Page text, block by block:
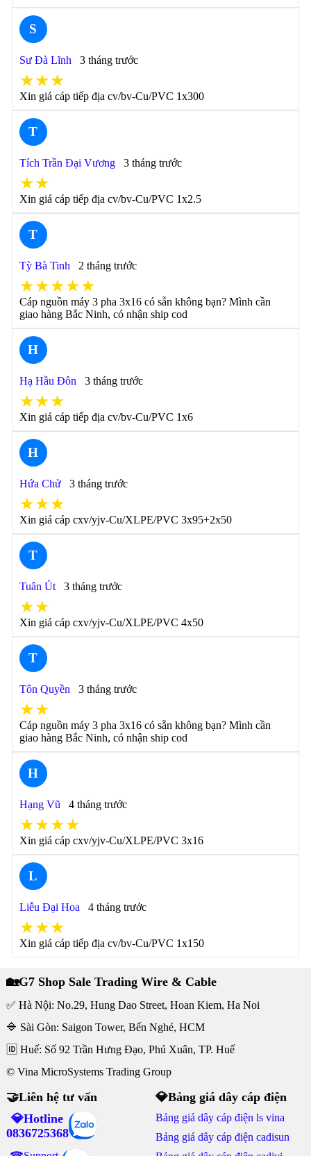
S
Sư Đà Lĩnh 3 tháng trước
★★★
Xin giá cáp tiếp địa cv/bv-Cu/PVC 1x300
T
Tích Trần Đại Vương 3 tháng trước
★★
Xin giá cáp tiếp địa cv/bv-Cu/PVC 1x2.5
T
Tỳ Bà Tinh 2 tháng trước
★★★★★
Cáp nguồn máy 3 pha 3x16 có sẵn không bạn? Mình cần
giao hàng Bắc Ninh, có nhận ship cod
H
Hạ Hầu Đôn 3 tháng trước
★★★
Xin giá cáp tiếp địa cv/bv-Cu/PVC 1x6
H
Hứa Chử 3 tháng trước
★★★
Xin giá cáp cxv/yjv-Cu/XLPE/PVC 3x95+2x50
T
Tuân Út 3 tháng trước
★★
Xin giá cáp cxv/yjv-Cu/XLPE/PVC 4x50
T
Tôn Quyền 3 tháng trước
★★
Cáp nguồn máy 3 pha 3x16 có sẵn không bạn? Mình cần
giao hàng Bắc Ninh, có nhận ship cod
H
Hạng Vũ 4 tháng trước
★★★★
Xin giá cáp cxv/yjv-Cu/XLPE/PVC 3x16
L
Liễu Đại Hoa 4 tháng trước
★★★
Xin giá cáp tiếp địa cv/bv-Cu/PVC 1x150
🏡G7 Shop Sale Trading Wire & Cable
✅ Hà Nội: No.29, Hung Dao Street, Hoan Kiem, Ha Noi
🔷 Sài Gòn: Saigon Tower, Bến Nghé, HCM
🆔 Huế: Số 92 Trần Hưng Đạo, Phú Xuân, TP. Huế
© Vina MicroSystems Trading Group
🤝Liên hệ tư vấn
💎Hotline
0836725368
💎Bảng giá dây cáp điện
Bảng giá dây cáp điện ls vina
Bảng giá dây cáp điện cadisun